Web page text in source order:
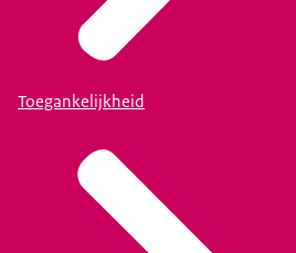
Toegankelijkheid